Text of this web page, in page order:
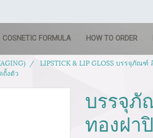
COSNETIC FORMULA HOW TO ORDER
LIPSTICK & LIP GLOSS บรรจุภัณฑ์
งตัว
บรรจุภั
ทองฝา